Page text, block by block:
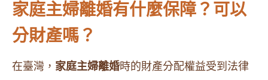
家庭主婦離婚有什麼保障？可以
分財產嗎？
在臺灣， 家庭主婦離婚時的財產分配權益受到法律